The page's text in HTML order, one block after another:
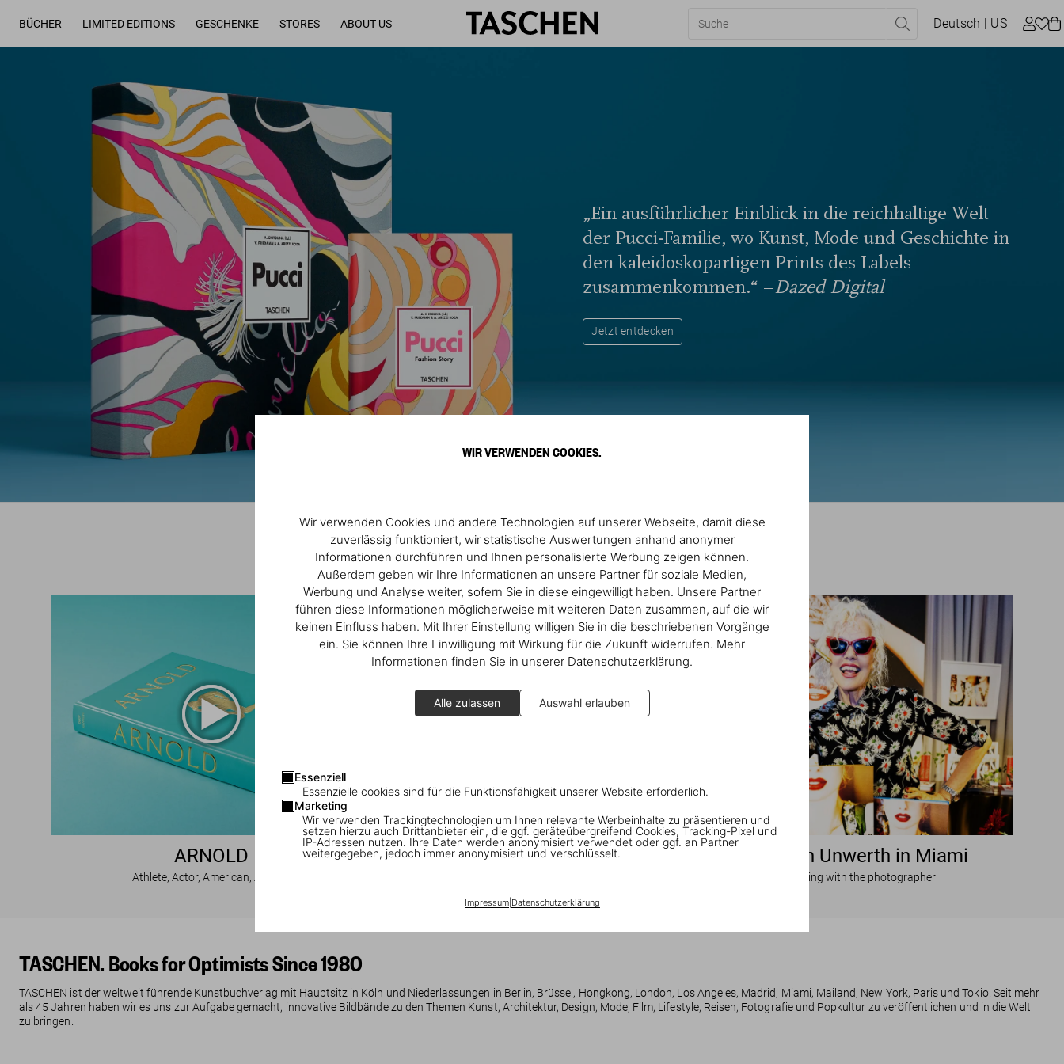
WIR VERWENDEN COOKIES.
Wir verwenden Cookies und andere Technologien auf unserer Webseite, damit diese
zuverlässig funktioniert, wir statistische Auswertungen anhand anonymer
Informationen durchführen und Ihnen personalisierte Werbung zeigen können.
Außerdem geben wir Ihre Informationen an unsere Partner für soziale Medien,
Werbung und Analyse weiter, sofern Sie in diese eingewilligt haben. Unsere Partner
führen diese Informationen möglicherweise mit weiteren Daten zusammen, auf die wir
keinen Einfluss haben. Mit Ihrer Einstellung willigen Sie in die beschriebenen Vorgänge
ein. Sie können Ihre Einwilligung mit Wirkung für die Zukunft widerrufen. Mehr
Informationen finden Sie in unserer Datenschutzerklärung.
Alle zulassen Auswahl erlauben
Essenziell
Essenzielle cookies sind für die Funktionsfähigkeit unserer Website erforderlich.
Marketing
Wir verwenden Trackingtechnologien um Ihnen relevante Werbeinhalte zu präsentieren und
setzen hierzu auch Drittanbieter ein, die ggf. geräteübergreifend Cookies, Tracking-Pixel und
IP-Adressen nutzen. Ihre Daten werden anonymisiert verwendet oder ggf. an Partner
weitergegeben, jedoch immer anonymisiert und verschlüsselt.
Impressum| Datenschutzerklärung
BÜCHER LIMITED EDITIONS GESCHENKE STORES ABOUT US Deutsch | US
„Ein ausführlicher Einblick in die reichhaltige Welt
der Pucci-Familie, wo Kunst, Mode und Geschichte in
den kaleidoskopartigen Prints des Labels
zusammenkommen.“ –Dazed Digital
Jetzt entdecken
Mehr entdecken
ARNOLD
Athlete, Actor, American, Activist
JR in Paris Ellen von Unwerth in Miami
An evening with the photographer
TASCHEN. Books for Optimists Since 1980
TASCHEN ist der weltweit führende Kunstbuchverlag mit Hauptsitz in Köln und Niederlassungen in Berlin, Brüssel, Hongkong, London, Los Angeles, Madrid, Miami, Mailand, New York, Paris und Tokio. Seit mehr
als 45 Jahren haben wir es uns zur Aufgabe gemacht, innovative Bildbände zu den Themen Kunst, Architektur, Design, Mode, Film, Lifestyle, Reisen, Fotografie und Popkultur zu veröffentlichen und in die Welt
zu bringen.